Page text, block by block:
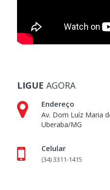
LIGUE AGORA
Endereço
Av. Dom Luíz Maria
Uberaba/MG
Celular
(34) 3311-1415